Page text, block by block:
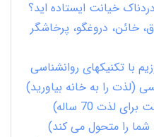
خیانت ایستاده اید؟
خائن، دروغگو، پرخاشگر
با تکنیکهای روانشناسی
(لذت را به خانه بیاورید)
لذت 70 ساله)
را متحول می کند)